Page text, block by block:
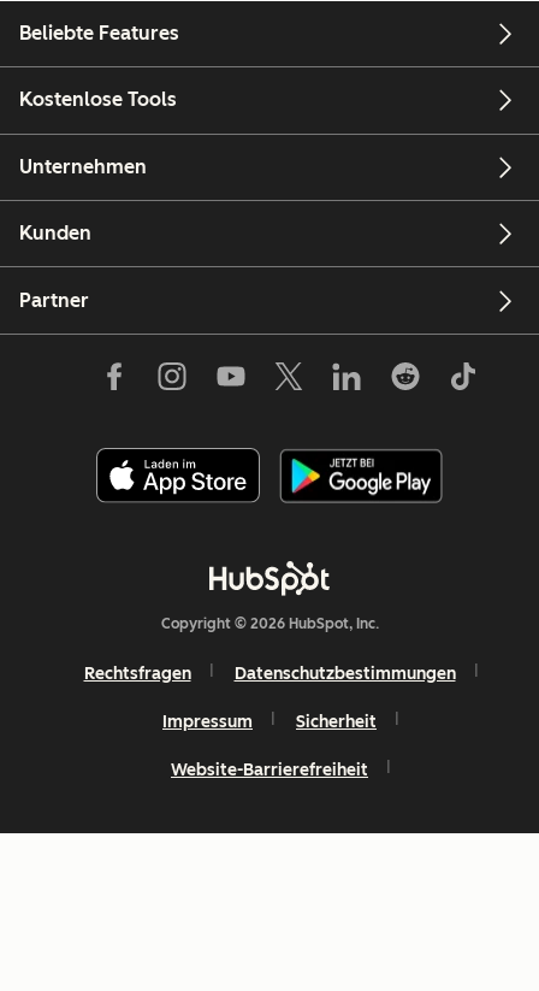
Beliebte Features
Kostenlose Tools
Unternehmen
Kunden
Partner
Copyright © 2026 HubSpot, Inc.
Rechtsfragen Datenschutzbestimmungen
Impressum Sicherheit
Website-Barrierefreiheit